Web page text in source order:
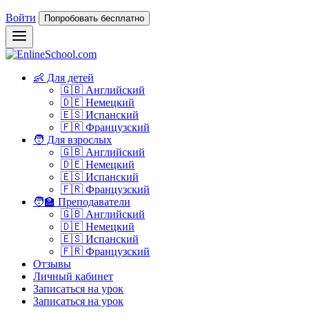
Войти Попробовать бесплатно
👶 Для детей
🇬🇧 Английский
🇩🇪 Немецкий
🇪🇸 Испанский
🇫🇷 Французский
🧑 Для взрослых
🇬🇧 Английский
🇩🇪 Немецкий
🇪🇸 Испанский
🇫🇷 Французский
🧑‍🏫 Преподаватели
🇬🇧 Английский
🇩🇪 Немецкий
🇪🇸 Испанский
🇫🇷 Французский
Отзывы
Личный кабинет
Записаться на урок
Записаться на урок